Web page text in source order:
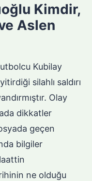
Kimdir,
Aslen
Kubilay
silahlı saldırı
Olay
dikkatler
geçen
bilgiler
ne olduğu